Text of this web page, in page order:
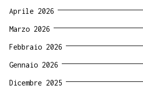
Aprile 2026
Marzo 2026
Febbraio 2026
Gennaio 2026
Dicembre 2025